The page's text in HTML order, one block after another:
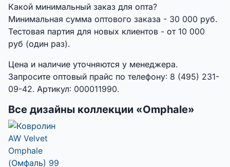
Какой минимальный заказ для опта?
Минимальная сумма оптового заказа - 30 000 руб.
Тестовая партия для новых клиентов - от 10 000
руб (один раз).
Цена и наличие уточняются у менеджера.
Запросите оптовый прайс по телефону: 8 (495) 231-
09-42. Артикул: 000011990.
Все дизайны коллекции «Omphale»